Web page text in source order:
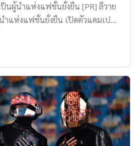
วดหัวให้ผู้ปกครองและครูประจำชั้น
เข้ามาอาศัยกับครอบครัวมิตซึบะ […]
ป็นผู้นำแห่งแฟชั่นยั่งยืน [PR] ลีวาย
ำแห่งแฟชั่นยั่งยืน เปิดตัวแคมเปญ
สานต่อด้วยการ สนับสนุนการเลือก
สรรผลิตภัณฑ์ที่เป็นมิตรต่อสิ่ง
รใช้งานของเสื้อผ้าที่ยาวนานยิ่งกว่า
ริมาณขยะ และนำไปสู่การ
บโลกใบนี้ ลีวายส์® ได้ถ่ายทอดแรง
ผิดชอบต่อสังคม ต่อสิ่งแวดล้อมของ
เครื่องแต่งกายจากกลุ่มผู้สร้างการ
ได้แก่ Jaden Smith, Xiye